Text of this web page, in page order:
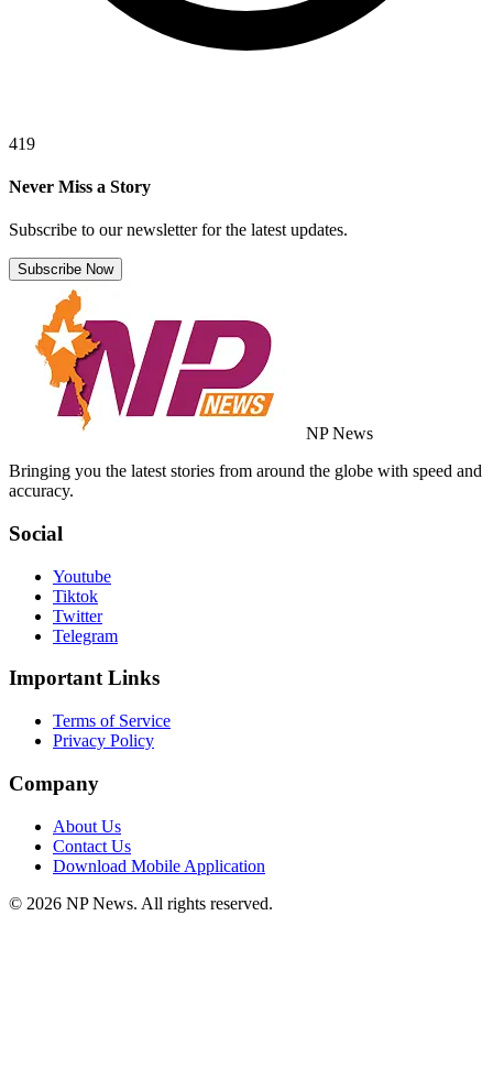
419
Never Miss a Story
Subscribe to our newsletter for the latest updates.
Subscribe Now
NP News
Bringing you the latest stories from around the globe with speed and
accuracy.
Social
Youtube
Tiktok
Twitter
Telegram
Important Links
Terms of Service
Privacy Policy
Company
About Us
Contact Us
Download Mobile Application
© 2026 NP News. All rights reserved.